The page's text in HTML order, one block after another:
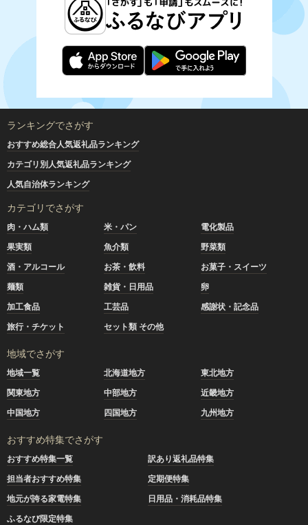
ランキングでさがす
おすすめ総合人気返礼品ランキング
カテゴリ別人気返礼品ランキング
人気自治体ランキング
カテゴリでさがす
肉・ハム類 米・パン
電化製品
果実類
魚介類
野菜類
酒・アルコール
お茶・飲料
お菓子・スイーツ
麺類
雑貨・日用品
卵
加工食品
工芸品
感謝状・記念品
旅行・チケット
セット類 その他
地域でさがす
地域一覧 北海道地方
東北地方
関東地方
中部地方
近畿地方
中国地方
四国地方 九州地方
おすすめ特集でさがす
おすすめ特集一覧
訳あり返礼品特集
担当者おすすめ特集
定期便特集
地元が誇る家電特集
日用品・消耗品特集
ふるなび限定特集